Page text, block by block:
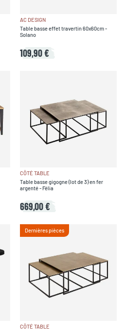
AC DESIGN
Table basse effet travertin 60x60cm -
Solano
109,90 €
CÔTÉ TABLE
Table basse gigogne (lot de 3) en fer
argenté - Félia
669,00 €
Dernières pièces
CÔTÉ TABLE